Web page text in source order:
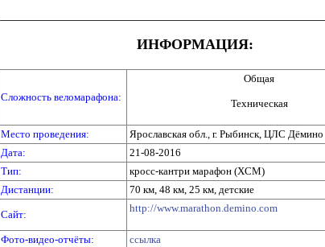
ИНФОРМАЦИЯ:
Сложность веломарафона:
Общая
Техническая
Место проведения:
Ярославская обл., г. Рыбинск, ЦЛС Дёмино
Дата:
21-08-2016
Тип:
кросс-кантри марафон (XCM)
Дистанции:
70 км, 48 км, 25 км, детские
Сайт:
http://www.marathon.demino.com
Фото-видео-отчёты:
ссылка